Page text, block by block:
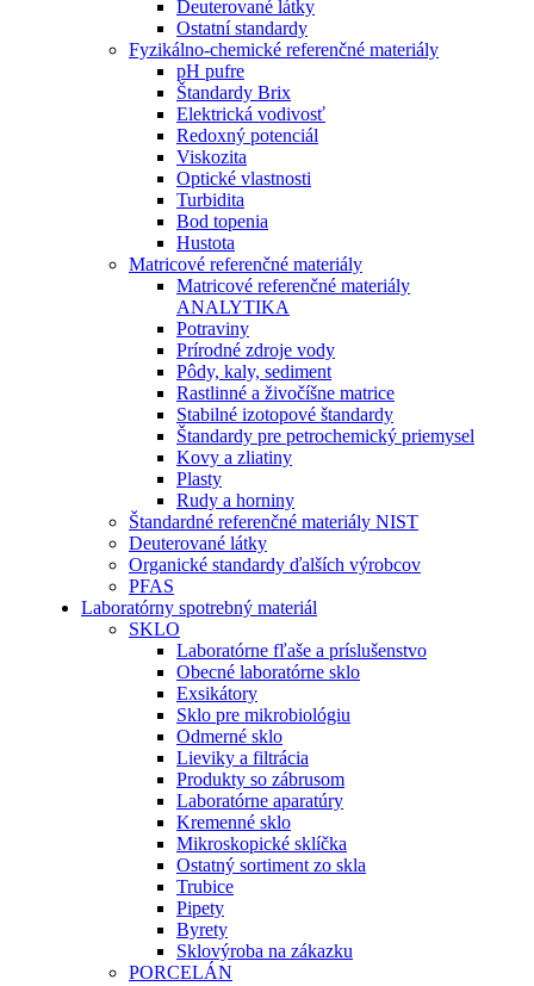
Deuterované látky
Ostatní standardy
Fyzikálno-chemické referenčné materiály
pH pufre
Štandardy Brix
Elektrická vodivosť
Redoxný potenciál
Viskozita
Optické vlastnosti
Turbidita
Bod topenia
Hustota
Matricové referenčné materiály
Matricové referenčné materiály
ANALYTIKA
Potraviny
Prírodné zdroje vody
Pôdy, kaly, sediment
Rastlinné a živočíšne matrice
Stabilné izotopové štandardy
Štandardy pre petrochemický priemysel
Kovy a zliatiny
Plasty
Rudy a horniny
Štandardné referenčné materiály NIST
Deuterované látky
Organické standardy ďalších výrobcov
PFAS
Laboratórny spotrebný materiál
SKLO
Laboratórne fľaše a príslušenstvo
Obecné laboratórne sklo
Exsikátory
Sklo pre mikrobiológiu
Odmerné sklo
Lieviky a filtrácia
Produkty so zábrusom
Laboratórne aparatúry
Kremenné sklo
Mikroskopické sklíčka
Ostatný sortiment zo skla
Trubice
Pipety
Byrety
Sklovýroba na zákazku
PORCELÁN